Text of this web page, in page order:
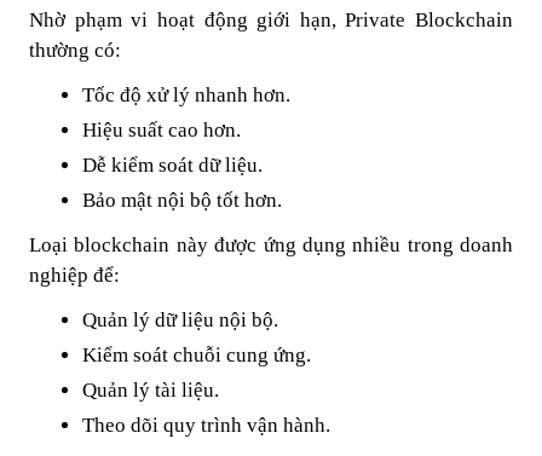
Nhờ phạm vi hoạt động giới hạn, Private Blockchain
thường có:
Tốc độ xử lý nhanh hơn.
Hiệu suất cao hơn.
Dễ kiểm soát dữ liệu.
Bảo mật nội bộ tốt hơn.
Loại blockchain này được ứng dụng nhiều trong doanh
nghiệp để:
Quản lý dữ liệu nội bộ.
Kiểm soát chuỗi cung ứng.
Quản lý tài liệu.
Theo dõi quy trình vận hành.